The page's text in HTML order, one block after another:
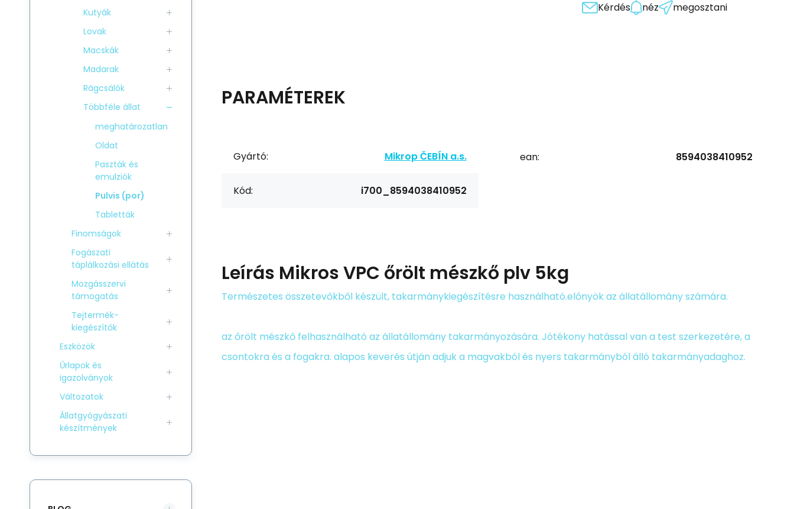
Kérdés néz megosztani
PARAMÉTEREK
Gyártó: Mikrop ČEBÍN a.s.
Kód: i700_8594038410952
ean: 8594038410952
Leírás Mikros VPC őrölt mészkő plv 5kg
Természetes összetevőkből készült, takarmánykiegészítésre használható.előnyök az állatállomány számára.
az őrölt mészkő felhasználható az állatállomány takarmányozására. Jótékony hatással van a test szerkezetére, a
csontokra és a fogakra. alapos keverés útján adjuk a magvakból és nyers takarmányból álló takarmányadaghoz.
Kutyák
Lovak
Macskák
Madarak
Rágcsálók
Többféle állat
meghatározatlan
Oldat
Paszták és
emulziók
Pulvis (por)
Tabletták
Finomságok
Fogászati
táplálkozási ellátás
Mozgásszervi
támogatás
Tejtermék-
kiegészítők
Eszközök
Űrlapok és
igazolványok
Változatok
Állatgyógyászati
készítmények